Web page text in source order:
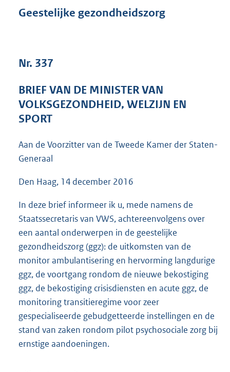
d
s
e
:
b
Geestelijke gezondheidszorg
Nr. 337
BRIEF VAN DE MINISTER VAN
VOLKSGEZONDHEID, WELZIJN EN
SPORT
Aan de Voorzitter van de Tweede Kamer der Staten-
Generaal
Den Haag, 14 december 2016
In deze brief informeer ik u, mede namens de
Staatssecretaris van VWS, achtereenvolgens over
een aantal onderwerpen in de geestelijke
gezondheidszorg (ggz): de uitkomsten van de
monitor ambulantisering en hervorming langdurige
ggz, de voortgang rondom de nieuwe bekostiging
ggz, de bekostiging crisisdiensten en acute ggz, de
monitoring transitieregime voor zeer
gespecialiseerde gebudgetteerde instellingen en de
stand van zaken rondom pilot psychosociale zorg bij
ernstige aandoeningen.